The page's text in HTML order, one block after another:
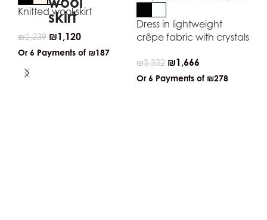
Knitted wool skirt
₪2,239 ₪1,120
Or 6 Payments of ₪187
Dress in lightweight
crêpe fabric with crystals
₪3,332 ₪1,666
Or 6 Payments of ₪278